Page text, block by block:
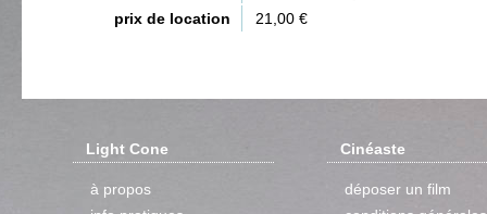
prix de location
21,00 €
Light Cone
à propos
Cinéaste
déposer un film